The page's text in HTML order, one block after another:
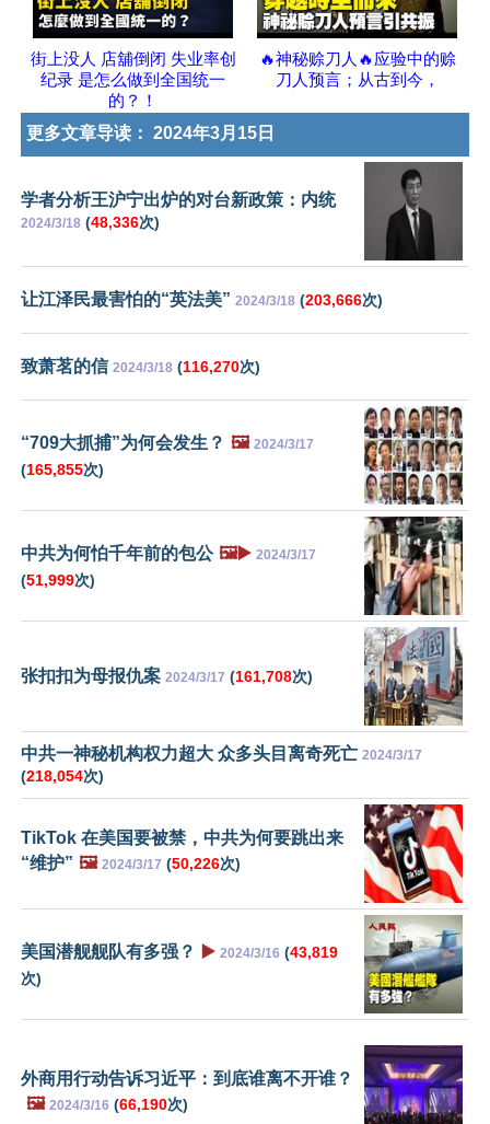
街上没人 店舖倒闭 失业率创
纪录 是怎么做到全国统一
的？！
🔥神秘赊刀人🔥应验中的赊
刀人预言；从古到今，
更多文章导读： 2024年3月15日
学者分析王沪宁出炉的对台新政策：内统
2024/3/18 (48,336次)
让江泽民最害怕的“英法美” 2024/3/18 (203,666次)
致萧茗的信 2024/3/18 (116,270次)
“709大抓捕”为何会发生？ 🖼️ 2024/3/17
(165,855次)
中共为何怕千年前的包公 🖼️▶️ 2024/3/17
(51,999次)
张扣扣为母报仇案 2024/3/17 (161,708次)
中共一神秘机构权力超大 众多头目离奇死亡 2024/3/17
(218,054次)
TikTok 在美国要被禁，中共为何要跳出来
“维护” 🖼️ 2024/3/17 (50,226次)
美国潜舰舰队有多强？ ▶️ 2024/3/16 (43,819
次)
外商用行动告诉习近平：到底谁离不开谁？
🖼️ 2024/3/16 (66,190次)